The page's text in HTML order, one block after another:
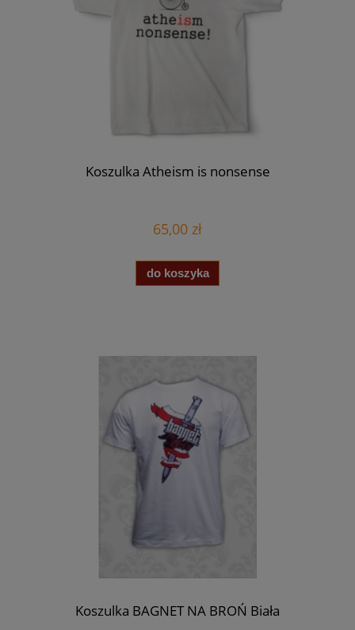
Koszulka Atheism is nonsense
65,00 zł
do koszyka
Koszulka BAGNET NA BROŃ Biała